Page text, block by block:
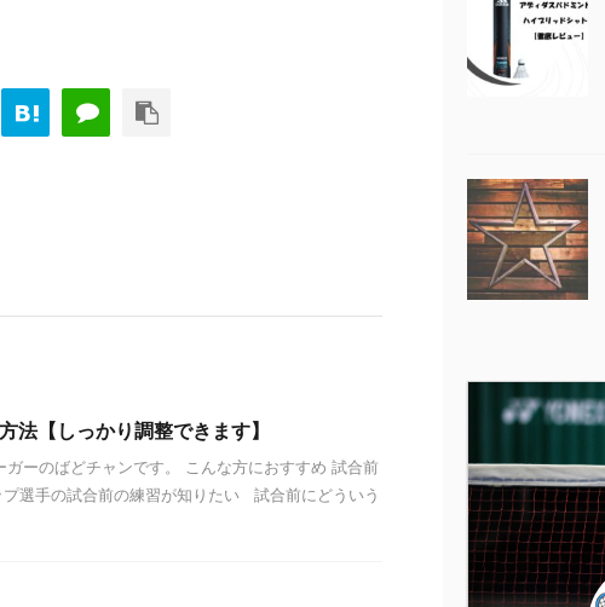
【しっかり調整できます】
ーのばどチャンです。 こんな方におすすめ 試合前
選手の試合前の練習が知りたい 試合前にどういう